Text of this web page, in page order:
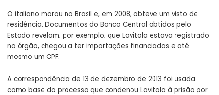
O italiano morou no Brasil e, em 2008, obteve um visto de
residência. Documentos do Banco Central obtidos pelo
Estado revelam, por exemplo, que Lavitola estava registrado
no órgão, chegou a ter importações financiadas e até
mesmo um CPF.
A correspondência de 13 de dezembro de 2013 foi usada
como base do processo que condenou Lavitola à prisão por